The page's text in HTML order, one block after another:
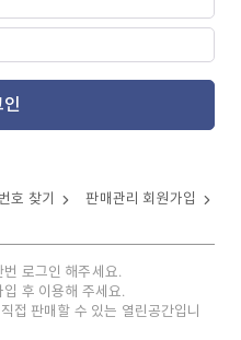
호 찾기 판매관리 회원가입
로그인 해주세요.
후 이용해 주세요.
접 판매할 수 있는 열린공간입니